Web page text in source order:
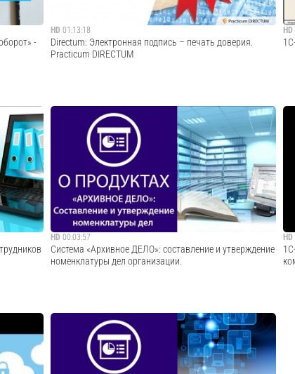
-
ссылке:
HD 01:13:18
Directum: Электронная подпись – печать доверия.
Practicum DIRECTUM
http://www.directum.ru/webinar/ Технология электронной
подписи (ЭП) широко используется в системах
электронного документооборота различного назначения:
внешнего и внутреннего обмена, организационно-
распорядительного, кадрового, законотворче...
Cмотреть видео
HD
к
фонда
HD 00:03:57
Система «Архивное ДЕЛО»: составление и утверждение
номенклатуры дел организации.
Одна из задач архивной службы - подготовка
номенклатуры дел организации. В этом коротком видео
мы покажем как автоматизировать процесс подготовки
HD